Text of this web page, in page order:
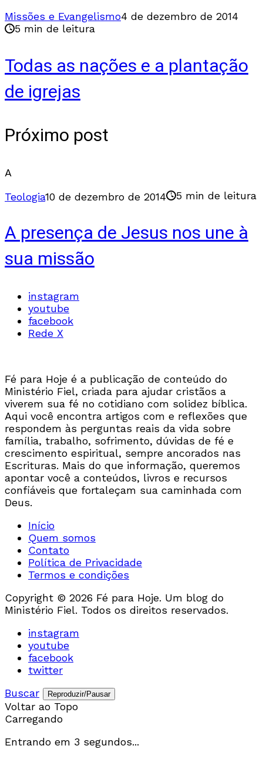
Missões e Evangelismo4 de dezembro de 2014
5 min de leitura
Todas as nações e a plantação
de igrejas
Próximo post
A
Teologia10 de dezembro de 2014 5 min de leitura
A presença de Jesus nos une à
sua missão
instagram
youtube
facebook
Rede X
Fé para Hoje é a publicação de conteúdo do
Ministério Fiel, criada para ajudar cristãos a
viverem sua fé no cotidiano com solidez bíblica.
Aqui você encontra artigos com e reflexões que
respondem às perguntas reais da vida sobre
família, trabalho, sofrimento, dúvidas de fé e
crescimento espiritual, sempre ancorados nas
Escrituras. Mais do que informação, queremos
apontar você a conteúdos, livros e recursos
confiáveis que fortaleçam sua caminhada com
Deus.
Início
Quem somos
Contato
Política de Privacidade
Termos e condições
Copyright © 2026 Fé para Hoje. Um blog do
Ministério Fiel. Todos os direitos reservados.
instagram
youtube
facebook
twitter
Buscar
Reproduzir/Pausar
Voltar ao Topo
Carregando
Entrando em 3 segundos...